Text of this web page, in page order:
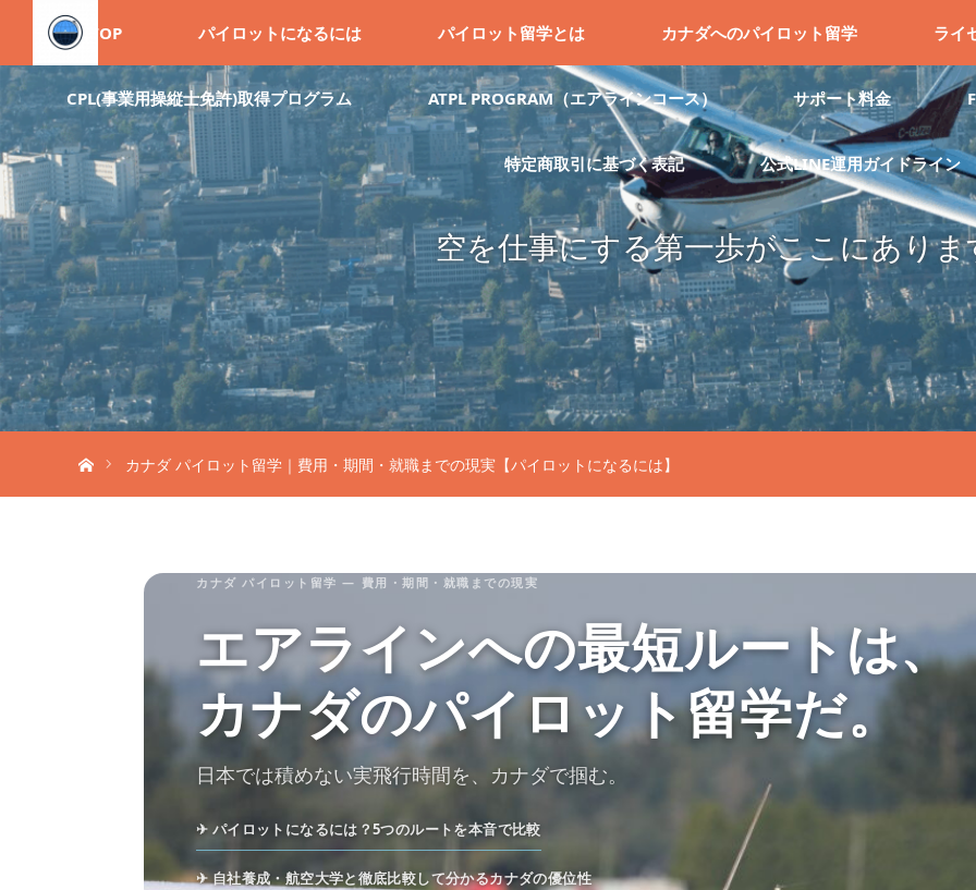
TOP パイロットになるには パイロット留学とは カナダへのパイロット留学 ライ
CPL(事業用操縦士免許)取得プログラム ATPL PROGRAM（エアラインコース） サポート料金
特定商取引に基づく表記 公式LINE運用ガイドライン
空を仕事にする第一歩がここにありま
カナダ パイロット留学｜費用・期間・就職までの現実【パイロットになるには】
カナダ パイロット留学 — 費用・期間・就職までの現実
エアラインへの最短ルートは、
カナダのパイロット留学だ。
日本では積めない実飛行時間を、カナダで掴む。
✈ パイロットになるには？5つのルートを本音で比較
✈ 自社養成・航空大学と徹底比較して分かるカナダの優位性